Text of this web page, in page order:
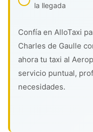
la llegada
Confía en AlloTaxi
Charles de Gaulle
ahora tu taxi al
servicio puntual,
necesidades.